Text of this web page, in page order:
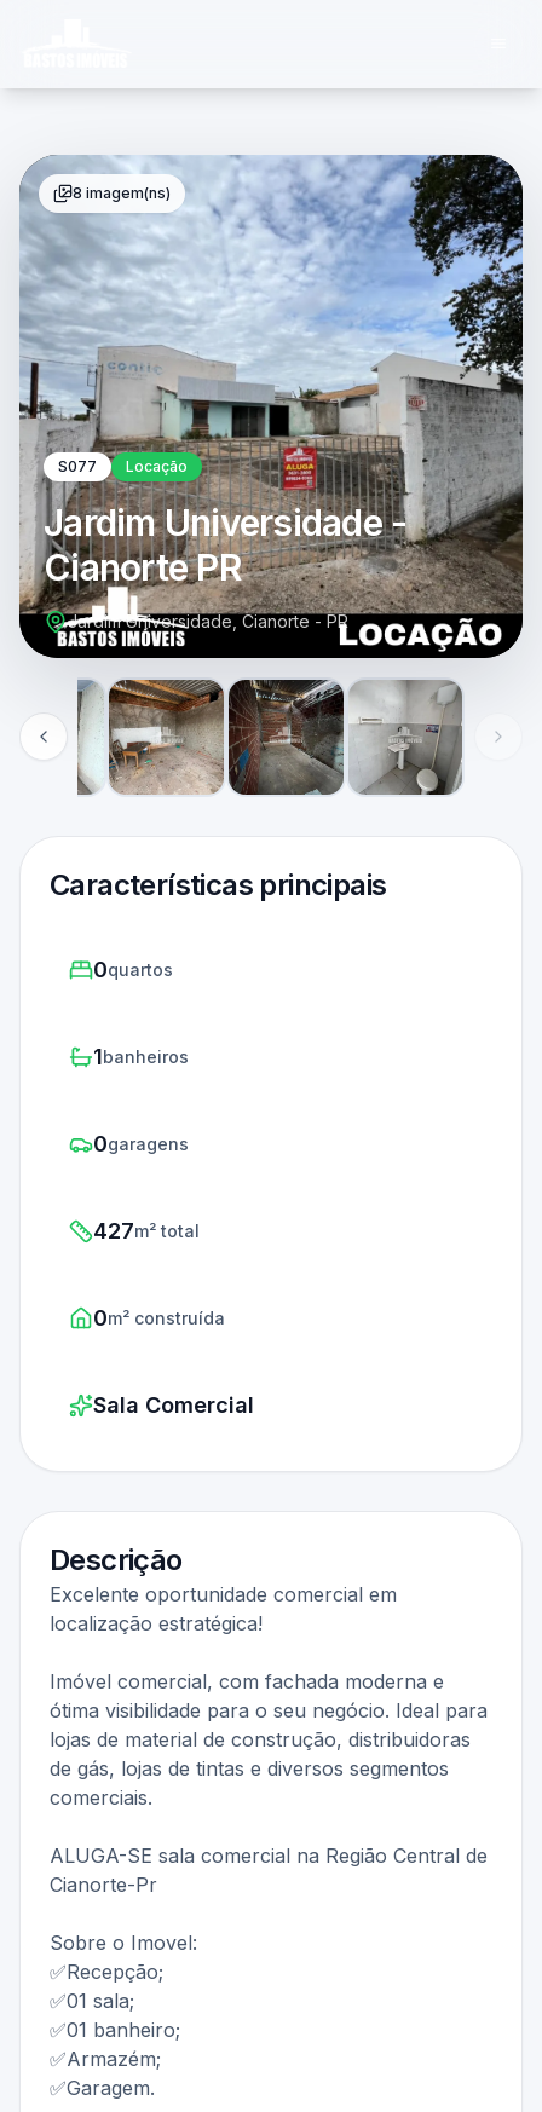
S077 Locação
Jardim Universidade -
Cianorte PR
Jardim Universidade, Cianorte - PR
8 imagem(ns)
Características principais
0quartos
1banheiros
0garagens
427m² total
0m² construída
Sala Comercial
Descrição
Excelente oportunidade comercial em
localização estratégica!
Imóvel comercial, com fachada moderna e
ótima visibilidade para o seu negócio. Ideal para
lojas de material de construção, distribuidoras
de gás, lojas de tintas e diversos segmentos
comerciais.
ALUGA-SE sala comercial na Região Central de
Cianorte-Pr
Sobre o Imovel:
✅Recepção;
✅01 sala;
✅01 banheiro;
✅Armazém;
✅Garagem.